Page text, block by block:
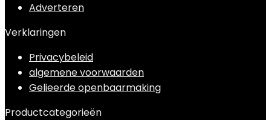
Adverteren
Verklaringen
Privacybeleid
algemene voorwaarden
Gelieerde openbaarmaking
Productcategorieën